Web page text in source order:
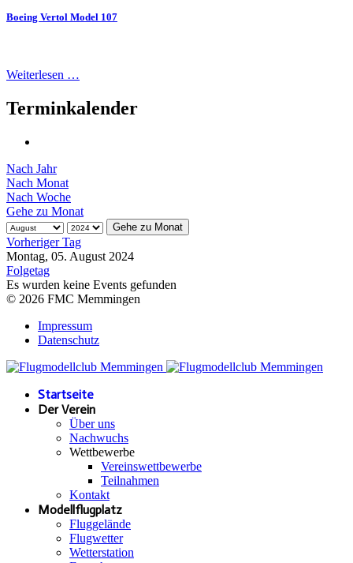
Boeing Vertol Model 107
Weiterlesen …
Terminkalender
Nach Jahr
Nach Monat
Nach Woche
Gehe zu Monat
Gehe zu Monat
Vorheriger Tag
Montag, 05. August 2024
Folgetag
Es wurden keine Events gefunden
© 2026 FMC Memmingen
Impressum
Datenschutz
Startseite
Der Verein
Über uns
Nachwuchs
Wettbewerbe
Vereinswettbewerbe
Teilnahmen
Kontakt
Modellflugplatz
Fluggelände
Flugwetter
Wetterstation